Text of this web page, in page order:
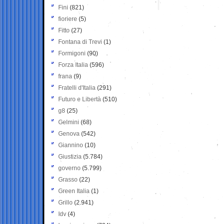
Fini (821)
fioriere (5)
Fitto (27)
Fontana di Trevi (1)
Formigoni (90)
Forza Italia (596)
frana (9)
Fratelli d'Italia (291)
Futuro e Libertà (510)
g8 (25)
Gelmini (68)
Genova (542)
Giannino (10)
Giustizia (5.784)
governo (5.799)
Grasso (22)
Green Italia (1)
Grillo (2.941)
Idv (4)